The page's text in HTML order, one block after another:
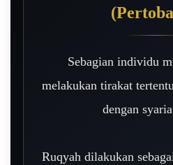
Sebagian individu
melakukan tirakat
dengan
Ruqyah dilakukan